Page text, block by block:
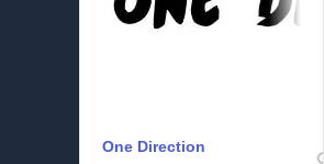
One Direction